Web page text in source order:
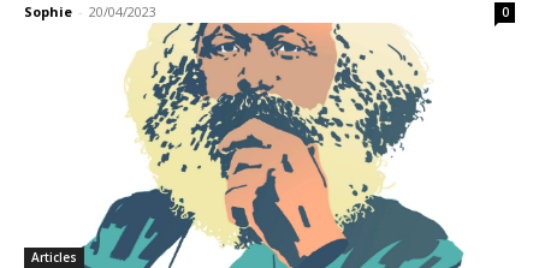
Sophie - 20/04/2023 0
Articles